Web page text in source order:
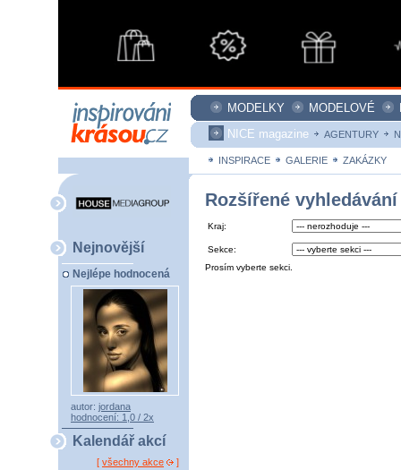
MODELKY MODELOVÉ
NICE magazine
AGENTURY
INSPIRACE GALERIE ZAKÁZKY
Nejnovější
Nejlépe hodnocená
autor: jordana
hodnocení: 1,0 / 2x
Kalendář akcí
[ všechny akce ]
Rozšířené vyhledávání
Kraj:
Sekce:
Prosím vyberte sekci.